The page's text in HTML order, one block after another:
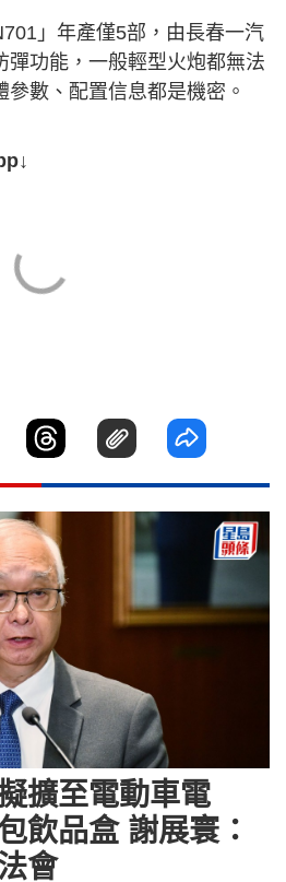
」年產僅5部，由長春一汽
彈功能，一般輕型火炮都無法
數、配置信息都是機密。
擴至電動車電
飲品盒 謝展寰：
會